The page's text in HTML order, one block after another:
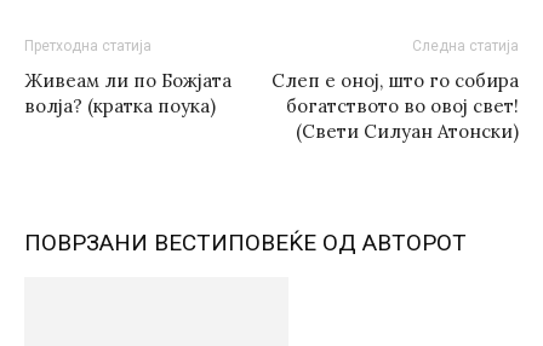
Претходна статија
Живеам ли по Божјата
волја? (кратка поука)
Следна статија
Слеп е оној, што го собира
богатството во овој свет!
(Свети Силуан Атонски)
ПОВРЗАНИ ВЕСТИПОВЕЌЕ ОД АВТОРОТ